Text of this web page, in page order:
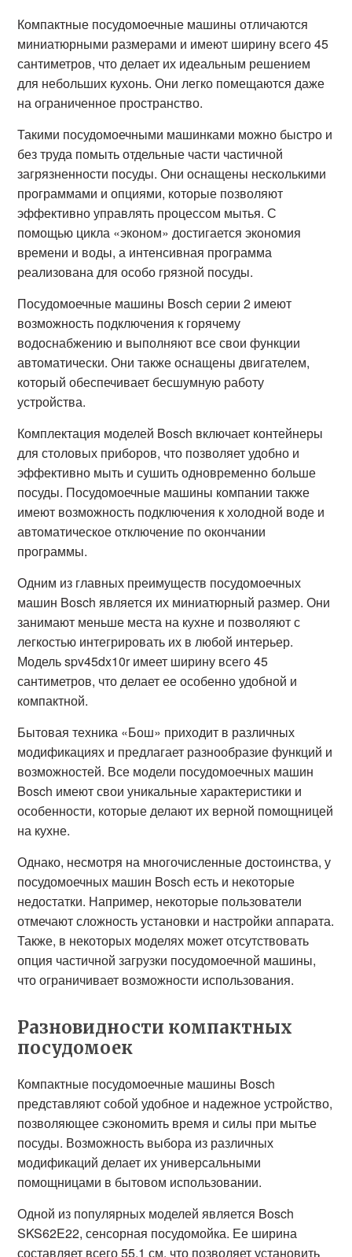
Компактные посудомоечные машины отличаются
миниатюрными размерами и имеют ширину всего 45
сантиметров, что делает их идеальным решением
для небольших кухонь. Они легко помещаются даже
на ограниченное пространство.
Такими посудомоечными машинками можно быстро и
без труда помыть отдельные части частичной
загрязненности посуды. Они оснащены несколькими
программами и опциями, которые позволяют
эффективно управлять процессом мытья. С
помощью цикла «эконом» достигается экономия
времени и воды, а интенсивная программа
реализована для особо грязной посуды.
Посудомоечные машины Bosch серии 2 имеют
возможность подключения к горячему
водоснабжению и выполняют все свои функции
автоматически. Они также оснащены двигателем,
который обеспечивает бесшумную работу
устройства.
Комплектация моделей Bosch включает контейнеры
для столовых приборов, что позволяет удобно и
эффективно мыть и сушить одновременно больше
посуды. Посудомоечные машины компании также
имеют возможность подключения к холодной воде и
автоматическое отключение по окончании
программы.
Одним из главных преимуществ посудомоечных
машин Bosch является их миниатюрный размер. Они
занимают меньше места на кухне и позволяют с
легкостью интегрировать их в любой интерьер.
Модель spv45dx10r имеет ширину всего 45
сантиметров, что делает ее особенно удобной и
компактной.
Бытовая техника «Бош» приходит в различных
модификациях и предлагает разнообразие функций и
возможностей. Все модели посудомоечных машин
Bosch имеют свои уникальные характеристики и
особенности, которые делают их верной помощницей
на кухне.
Однако, несмотря на многочисленные достоинства, у
посудомоечных машин Bosch есть и некоторые
недостатки. Например, некоторые пользователи
отмечают сложность установки и настройки аппарата.
Также, в некоторых моделях может отсутствовать
опция частичной загрузки посудомоечной машины,
что ограничивает возможности использования.
Разновидности компактных
посудомоек
Компактные посудомоечные машины Bosch
представляют собой удобное и надежное устройство,
позволяющее сэкономить время и силы при мытье
посуды. Возможность выбора из различных
модификаций делает их универсальными
помощницами в бытовом использовании.
Одной из популярных моделей является Bosch
SKS62E22, сенсорная посудомойка. Ее ширина
составляет всего 55,1 см, что позволяет установить